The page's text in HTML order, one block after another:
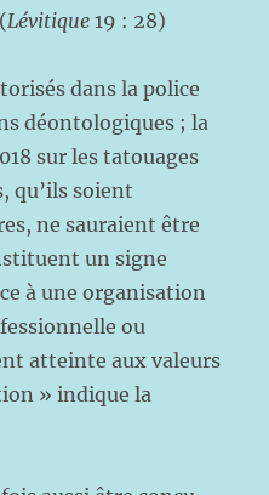
Lévitique 19 : 28)
dans la police
déontologiques ; la
sur les tatouages
qu’ils soient
ne sauraient être
un signe
à une organisation
ou
atteinte aux valeurs
» indique la